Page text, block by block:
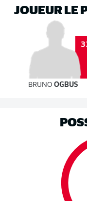
JOUEUR LE
BRUNO OGBUS